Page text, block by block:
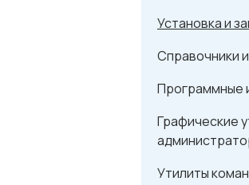
Установка и
Справочники
Программные
Графические
Утилиты